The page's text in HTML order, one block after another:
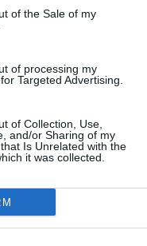
of the Sale of my
of processing my
Targeted Advertising.
of Collection, Use,
and/or Sharing of my
Is Unrelated with the
it was collected.
40 svar
av
av
4 hjul! Ford Model T
av Xebers76 för 10 timmar
ska räddas (kaross eller
av Tyfors för 13 timmar sedan